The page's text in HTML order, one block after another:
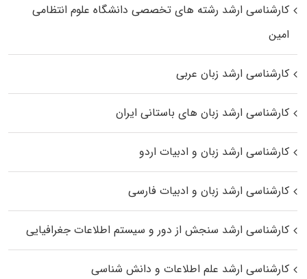
کارشناسی ارشد رﺷﺘﻪ ﻫﺎی تخصصی داﻧﺸﮕﺎه ﻋﻠﻮم انتظامی
اﻣﻴﻦ
کارشناسی ارشد زبان عربی
کارشناسی ارشد زبان‌ های باستانی ایران
کارشناسی ارشد زبان و ادبیات اردو
کارشناسی ارشد زبان و ادبیات فارسی
کارشناسی ارشد سنجش از دور و سیستم اطلاعات جغرافیایی
کارشناسی ارشد علم اطلاعات و دانش شناسی